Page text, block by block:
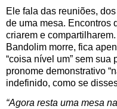
Ele fala das reuniões,
de uma mesa. Encontros
criarem e
Bandolim morre, fica
“coisa nível um” sem sua
pronome demonstrativo
indefinido, como se
“Agora resta uma mesa